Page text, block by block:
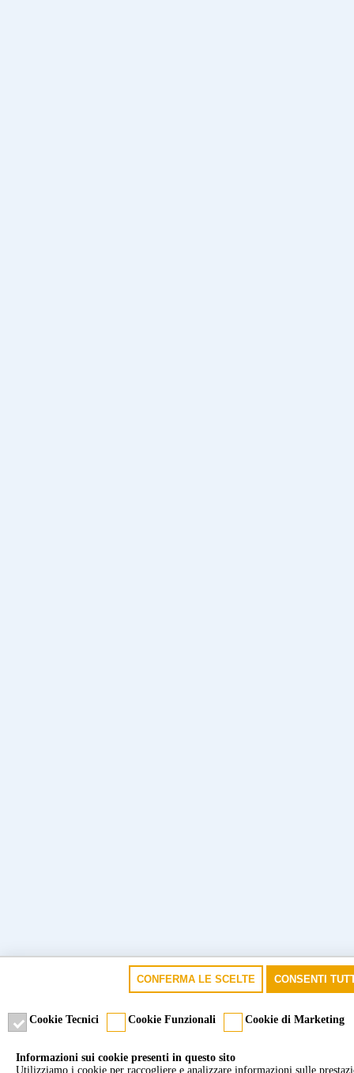
CONFERMA LE SCELTE CONSENTI
Cookie Tecnici Cookie Funzionali Cookie di Marketing
Informazioni sui cookie presenti in questo sito
Utilizziamo i cookie per raccogliere e analizzare informazioni sulle